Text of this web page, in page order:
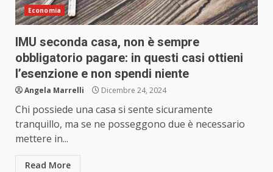
Economia
IMU seconda casa, non è sempre
obbligatorio pagare: in questi casi ottieni
l’esenzione e non spendi niente
Angela Marrelli Dicembre 24, 2024
Chi possiede una casa si sente sicuramente
tranquillo, ma se ne posseggono due è necessario
mettere in...
Read More